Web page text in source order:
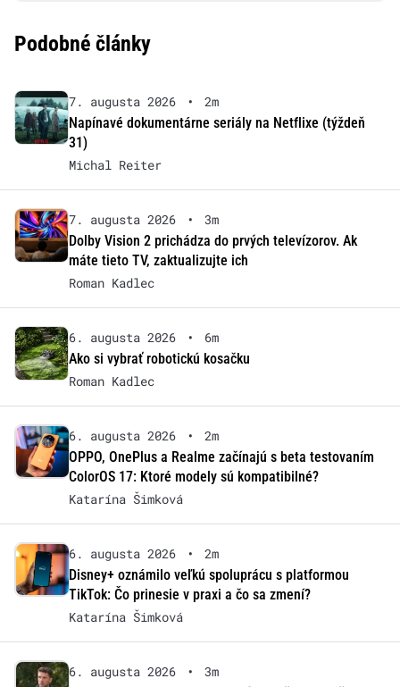
Podobné články
7. augusta 2026 •
2m
Napínavé dokumentárne seriály na Netflixe (týždeň
31)
Michal Reiter
7. augusta 2026 •
3m
Dolby Vision 2 prichádza do prvých televízorov. Ak
máte tieto TV, zaktualizujte ich
Roman Kadlec
6. augusta 2026 •
6m
Ako si vybrať robotickú kosačku
Roman Kadlec
6. augusta 2026 •
2m
OPPO, OnePlus a Realme začínajú s beta testovaním
ColorOS 17: Ktoré modely sú kompatibilné?
Katarína Šimková
6. augusta 2026 •
2m
Disney+ oznámilo veľkú spoluprácu s platformou
TikTok: Čo prinesie v praxi a čo sa zmení?
Katarína Šimková
6. augusta 2026 •
3m